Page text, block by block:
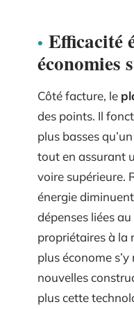
Efficacité
économies
Côté facture, le
des points. Il
plus basses
tout en assurant
voire supérieure.
énergie
dépenses liées
propriétaires à la
plus économe
nouvelles
plus cette